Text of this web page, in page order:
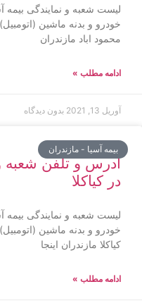
لیست شعبه و نمایندگی بیمه
خودرو و بدنه ماشین
محمود اباد مازندران
ادامه مطلب »
آوریل 13, 2021 بدون دیدگاه
بیمه آسیا - مازندران
آدرس و تلفن شعبه
در کیاکلا
لیست شعبه و نمایندگی بیمه
خودرو و بدنه ماشین
کیاکلا مازندران اینجا
ادامه مطلب »